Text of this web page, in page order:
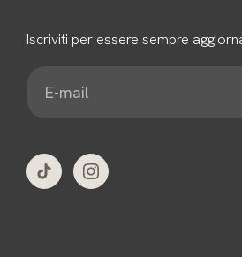
Iscriviti per essere sempre